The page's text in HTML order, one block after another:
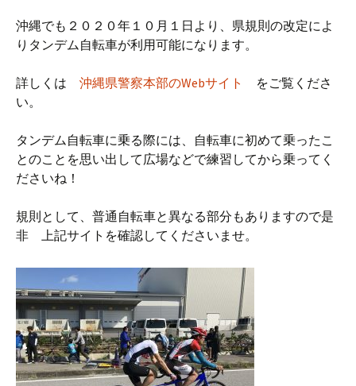
沖縄でも２０２０年１０月１日より、県規則の改定によ
りタンデム自転車が利用可能になります。
詳しくは 沖縄県警察本部のWebサイト
をご覧くださ
い。
タンデム自転車に乗る際には、自転車に初めて乗ったこ
とのことを思い出して広場などで練習してから乗ってく
ださいね！
規則として、普通自転車と異なる部分もありますので是
非 上記サイトを確認してくださいませ。